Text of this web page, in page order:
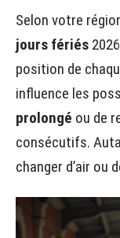
Selon votre
jours fériés
position de
influence les
prolongé ou de
consécutifs.
changer d’air ou